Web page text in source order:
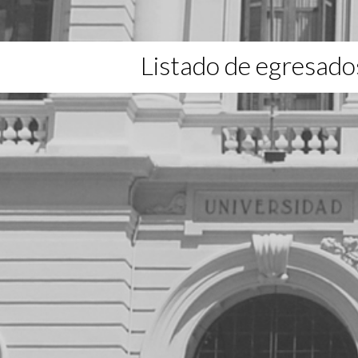
Listado de